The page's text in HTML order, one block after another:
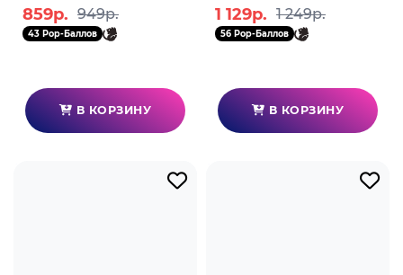
859р. 949р.
43 Pop-Баллов
В КОРЗИНУ
1 129р. 1 249р.
56 Pop-Баллов
В КОРЗИНУ